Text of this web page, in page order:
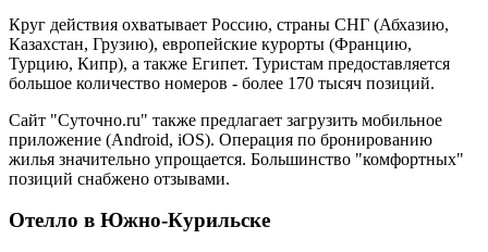
Круг действия охватывает Россию, страны СНГ (Абхазию,
Казахстан, Грузию), европейские курорты (Францию,
Турцию, Кипр), а также Египет. Туристам предоставляется
большое количество номеров - более 170 тысяч позиций.
Сайт "Суточно.ru" также предлагает загрузить мобильное
приложение (Android, iOS). Операция по бронированию
жилья значительно упрощается. Большинство "комфортных"
позиций снабжено отзывами.
Отелло в Южно-Курильске